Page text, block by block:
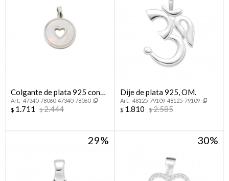
Colgante de plata 925 con
nácar, CORAZÓN.
47340-78060-47340-78060
$ 1.711 $2.444
Dije de plata 925, OM.
48125-79109-48125-79109
$ 1.810 $2.585
29 30